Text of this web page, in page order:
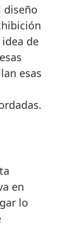
diseño
de
esas
en
lo